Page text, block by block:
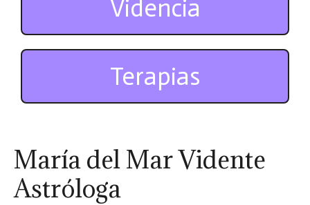
Videncia
Terapias
María del Mar Vidente
Astróloga